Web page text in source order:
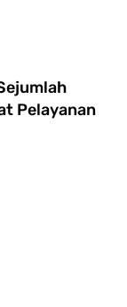
Pelayanan